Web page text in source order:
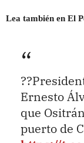
Lea también en El
Ernesto
que
puerto de